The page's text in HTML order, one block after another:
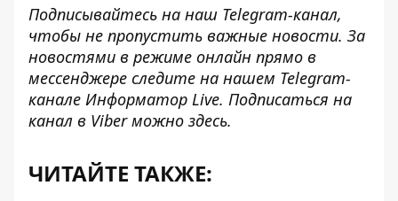
Подписывайтесь на наш Telegram-канал,
чтобы не пропустить важные новости. За
новостями в режиме онлайн прямо в
мессенджере следите на нашем Telegram-
канале Информатор Live. Подписаться на
канал в Viber можно здесь.
ЧИТАЙТЕ ТАКЖЕ: